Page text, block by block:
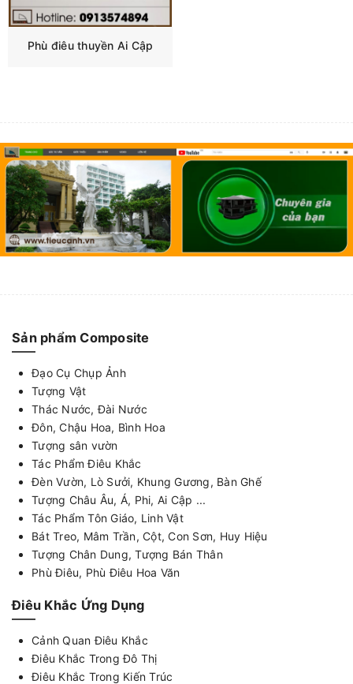
Phù điêu thuyền Ai Cập
Sản phẩm Composite
Đạo Cụ Chụp Ảnh
Tượng Vật
Thác Nước, Đài Nước
Đôn, Chậu Hoa, Bình Hoa
Tượng sân vườn
Tác Phẩm Điêu Khắc
Đèn Vườn, Lò Sưởi, Khung Gương, Bàn Ghế
Tượng Châu Âu, Á, Phi, Ai Cập ...
Tác Phẩm Tôn Giáo, Linh Vật
Bát Treo, Mâm Trần, Cột, Con Sơn, Huy Hiệu
Tượng Chân Dung, Tượng Bán Thân
Phù Điêu, Phù Điêu Hoa Văn
Điêu Khắc Ứng Dụng
Cảnh Quan Điêu Khắc
Điêu Khắc Trong Đô Thị
Điêu Khắc Trong Kiến Trúc